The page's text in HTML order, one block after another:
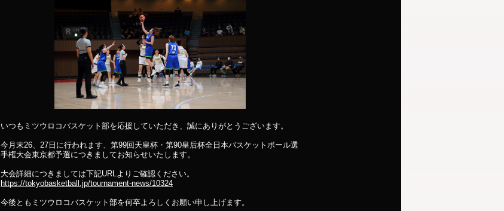
いつもミツウロコバスケット部を応援していただき、誠にありがとうございます。
今月末26、27 日に行われます、第99回天皇杯・第90皇后杯全日本バスケットボール選
手権大会東京都予選につきましてお知らせいたします。
大会詳細につきましては下記URLよりご確認ください。
https://tokyobasketball.jp/tournament-news/10324
今後ともミツウロコバスケット部を何卒よろしくお願い申し上げます。